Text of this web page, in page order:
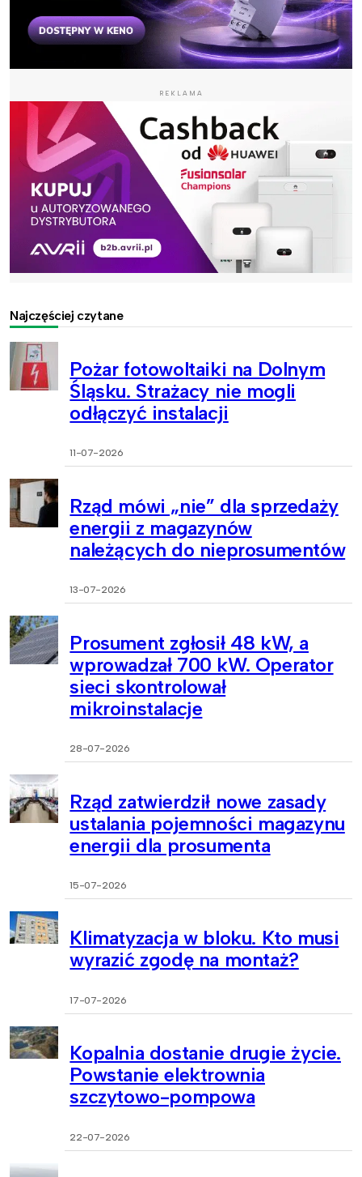
REKLAMA
Najczęściej czytane
Pożar fotowoltaiki na Dolnym
Śląsku. Strażacy nie mogli
odłączyć instalacji
11-07-2026
Rząd mówi „nie” dla sprzedaży
energii z magazynów
należących do nieprosumentów
13-07-2026
Prosument zgłosił 48 kW, a
wprowadzał 700 kW. Operator
sieci skontrolował
mikroinstalacje
28-07-2026
Rząd zatwierdził nowe zasady
ustalania pojemności magazynu
energii dla prosumenta
15-07-2026
Klimatyzacja w bloku. Kto musi
wyrazić zgodę na montaż?
17-07-2026
Kopalnia dostanie drugie życie.
Powstanie elektrownia
szczytowo-pompowa
22-07-2026